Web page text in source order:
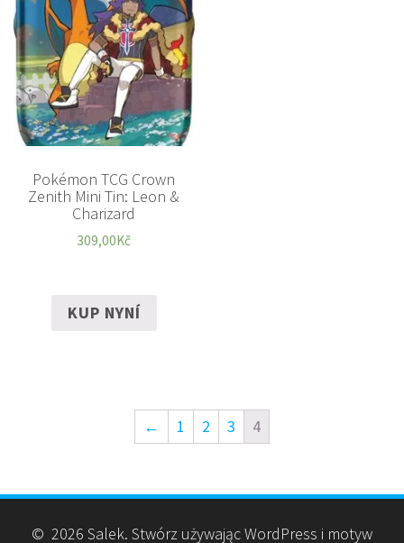
Pokémon TCG Crown
Zenith Mini Tin: Leon &
Charizard
309,00Kč
KUP NYNÍ
← 1 2 3 4
© 2026 Salek. Stwórz używając WordPress i motyw